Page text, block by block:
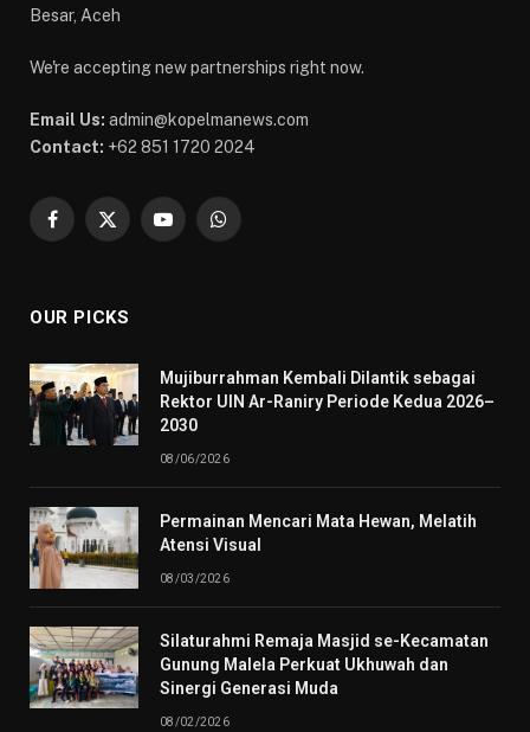
Besar, Aceh
We're accepting new partnerships right now.
Email Us: admin@kopelmanews.com
Contact: +62 851 1720 2024
Facebook
X
YouTubeWhatsApp
OUR PICKS
Mujiburrahman Kembali Dilantik sebagai
Rektor UIN Ar-Raniry Periode Kedua 2026–
2030
08/06/2026
Permainan Mencari Mata Hewan, Melatih
Atensi Visual
08/03/2026
Silaturahmi Remaja Masjid se-Kecamatan
Gunung Malela Perkuat Ukhuwah dan
Sinergi Generasi Muda
08/02/2026